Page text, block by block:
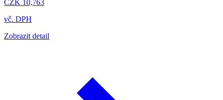
CZK 10,763
vč. DPH
Zobrazit detail